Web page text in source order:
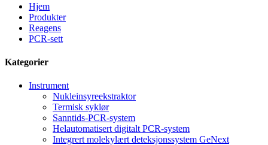
Hjem
Produkter
Reagens
PCR-sett
Kategorier
Instrument
Nukleinsyreekstraktor
Termisk syklør
Sanntids-PCR-system
Helautomatisert digitalt PCR-system
Integrert molekylært deteksjonssystem GeNext